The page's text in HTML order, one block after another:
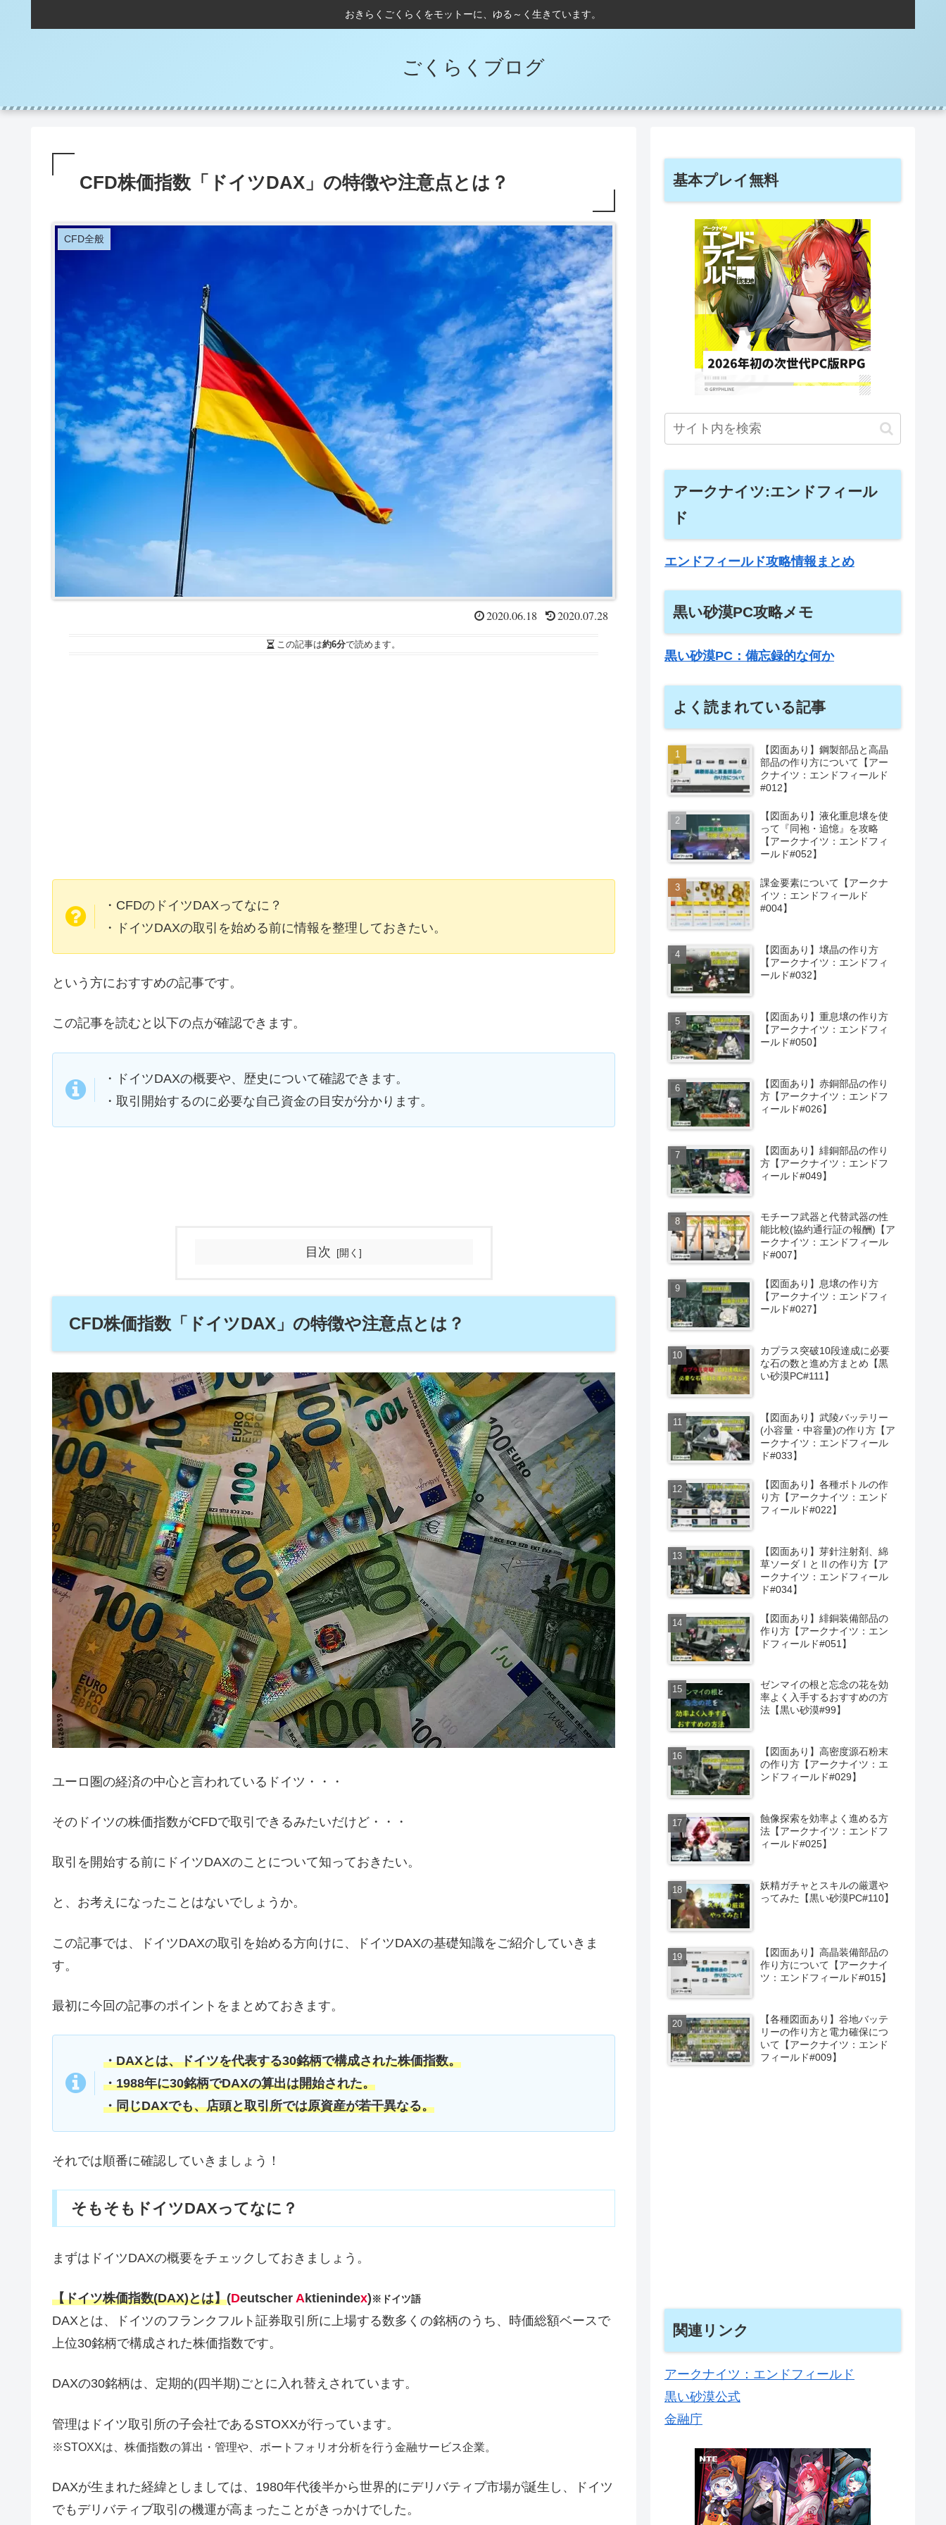
おきらくごくらくをモットーに、ゆる～く生きています。
ごくらくブログ
CFD株価指数「ドイツDAX」の特徴や注意点とは？
CFD全般
2020.06.18 2020.07.28
この記事は約6分で読めます。
・CFDのドイツDAXってなに？
・ドイツDAXの取引を始める前に情報を整理しておきたい。
という方におすすめの記事です。
この記事を読むと以下の点が確認できます。
・ドイツDAXの概要や、歴史について確認できます。
・取引開始するのに必要な自己資金の目安が分かります。
目次
CFD株価指数「ドイツDAX」の特徴や注意点とは？
ユーロ圏の経済の中心と言われているドイツ・・・
そのドイツの株価指数がCFDで取引できるみたいだけど・・・
取引を開始する前にドイツDAXのことについて知っておきたい。
と、お考えになったことはないでしょうか。
この記事では、ドイツDAXの取引を始める方向けに、ドイツDAXの基礎知識をご紹介していきま
す。
最初に今回の記事のポイントをまとめておきます。
・DAXとは、ドイツを代表する30銘柄で構成された株価指数。
・1988年に30銘柄でDAXの算出は開始された。
・同じDAXでも、店頭と取引所では原資産が若干異なる。
それでは順番に確認していきましょう！
そもそもドイツDAXってなに？
まずはドイツDAXの概要をチェックしておきましょう。
【ドイツ株価指数(DAX)とは】(Deutscher Aktienindex)※ドイツ語
DAXとは、ドイツのフランクフルト証券取引所に上場する数多くの銘柄のうち、時価総額ベースで
上位30銘柄で構成された株価指数です。
DAXの30銘柄は、定期的(四半期)ごとに入れ替えされています。
管理はドイツ取引所の子会社であるSTOXXが行っています。
※STOXXは、株価指数の算出・管理や、ポートフォリオ分析を行う金融サービス企業。
DAXが生まれた経緯としましては、1980年代後半から世界的にデリバティブ市場が誕生し、ドイツ
でもデリバティブ取引の機運が高まったことがきっかけでした。
基本プレイ無料
アークナイツ:エンドフィール
ド
エンドフィールド攻略情報まとめ
黒い砂漠PC攻略メモ
黒い砂漠PC：備忘録的な何か
よく読まれている記事
【図面あり】鋼製部品と高晶
部品の作り方について【アー
クナイツ：エンドフィールド
#012】
【図面あり】液化重息壌を使
って『同袍・追憶』を攻略
【アークナイツ：エンドフィ
ールド#052】
課金要素について【アークナ
イツ：エンドフィールド
#004】
【図面あり】壌晶の作り方
【アークナイツ：エンドフィ
ールド#032】
【図面あり】重息壌の作り方
【アークナイツ：エンドフィ
ールド#050】
【図面あり】赤銅部品の作り
方【アークナイツ：エンドフ
ィールド#026】
【図面あり】緋銅部品の作り
方【アークナイツ：エンドフ
ィールド#049】
モチーフ武器と代替武器の性
能比較(協約通行証の報酬)【ア
ークナイツ：エンドフィール
ド#007】
【図面あり】息壌の作り方
【アークナイツ：エンドフィ
ールド#027】
カプラス突破10段達成に必要
な石の数と進め方まとめ【黒
い砂漠PC#111】
【図面あり】武陵バッテリー
(小容量・中容量)の作り方【ア
ークナイツ：エンドフィール
ド#033】
【図面あり】各種ボトルの作
り方【アークナイツ：エンド
フィールド#022】
【図面あり】芽針注射剤、綿
草ソーダⅠとⅡの作り方【ア
ークナイツ：エンドフィール
ド#034】
【図面あり】緋銅装備部品の
作り方【アークナイツ：エン
ドフィールド#051】
ゼンマイの根と忘念の花を効
率よく入手するおすすめの方
法【黒い砂漠#99】
【図面あり】高密度源石粉末
の作り方【アークナイツ：エ
ンドフィールド#029】
蝕像探索を効率よく進める方
法【アークナイツ：エンドフ
ィールド#025】
妖精ガチャとスキルの厳選や
ってみた【黒い砂漠PC#110】
【図面あり】高晶装備部品の
作り方について【アークナイ
ツ：エンドフィールド#015】
【各種図面あり】谷地バッテ
リーの作り方と電力確保につ
いて【アークナイツ：エンド
フィールド#009】
関連リンク
アークナイツ：エンドフィールド
黒い砂漠公式
金融庁